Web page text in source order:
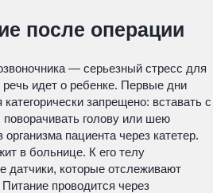
после операции
— серьезный стресс для
речь идет о ребенке. Первые дни
запрещено: вставать с
поворачивать голову или шею
пациента через катетер.
в больнице. К его телу
датчики, которые отслеживают
проводится через